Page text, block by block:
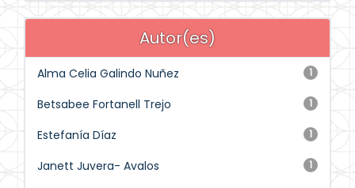
Autor(es)
1
Alma Celia Galindo Nuñez
1
Betsabee Fortanell Trejo
1
Estefanía Díaz
1
Janett Juvera- Avalos